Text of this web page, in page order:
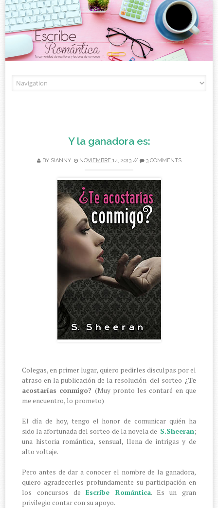
Y la ganadora es:
BY SIANNY NOVIEMBRE 14, 2013// 3 COMMENTS
Colegas, en primer lugar, quiero pedirles disculpas por el
atraso en la publicación de la resolución del sorteo ¿Te
acostarías conmigo? (Muy pronto les contaré en que
me encuentro, lo prometo)
El día de hoy, tengo el honor de comunicar quién ha
sido la afortunada del sorteo de la novela de S.Sheeran;
una historia romántica, sensual, llena de intrigas y de
alto voltaje.
Pero antes de dar a conocer el nombre de la ganadora,
quiero agradecerles profundamente su participación en
los concursos deEscribe Romántica. Es un gran
privilegio contar con su apoyo.